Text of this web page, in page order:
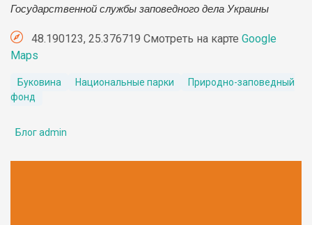
Государственной службы заповедного дела Украины
48.190123, 25.376719 Смотреть на карте Google
Maps
Буковина Национальные парки
Природно-заповедный
фонд
Блог admin